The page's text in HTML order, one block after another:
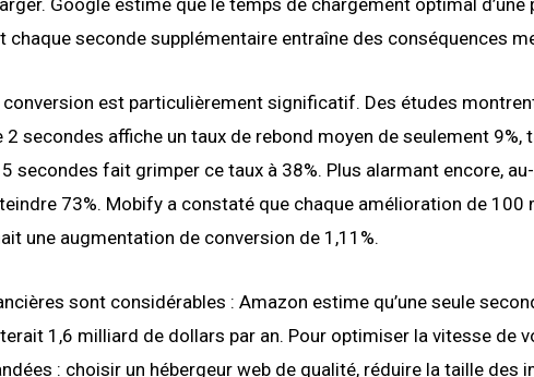
Google estime que le temps de chargement optimal d’une
chaque seconde supplémentaire entraîne des conséquences
conversion est particulièrement significatif. Des études
secondes affiche un taux de rebond moyen de seulement 9%,
secondes fait grimper ce taux à 38%. Plus alarmant encore,
73%. Mobify a constaté que chaque amélioration de
une augmentation de conversion de 1,11%.
sont considérables : Amazon estime qu’une seule
1,6 milliard de dollars par an. Pour optimiser la vitesse de
: choisir un hébergeur web de qualité, réduire la taille des